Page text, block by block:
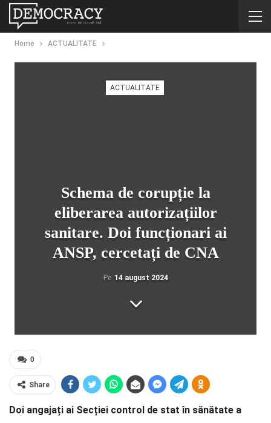
Home ACTUALITATE
ACTUALITATE
Schema de corupție la
eliberarea autorizațiilor
sanitare. Doi funcționari ai
ANSP, cercetați de CNA
Pe 14 august 2024
0
Share
Doi angajați ai Secției control de stat în sănătate a